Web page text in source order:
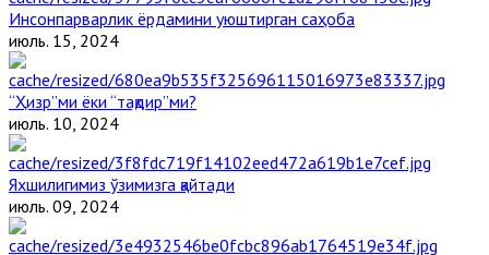
Инсонпарварлик ёрдамини уюштирган саҳоба
июль. 15, 2024
“Ҳизр”ми ёки “тақдир”ми?
июль. 10, 2024
Яхшилигимиз ўзимизга қайтади
июль. 09, 2024